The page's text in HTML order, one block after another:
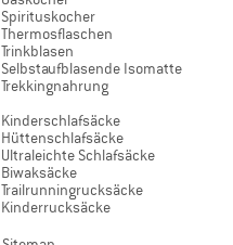
Spirituskocher
Thermosflaschen
Trinkblasen
Selbstaufblasende Isomatte
Trekkingnahrung
Kinderschlafsäcke
Hüttenschlafsäcke
Ultraleichte Schlafsäcke
Biwaksäcke
Trailrunningrucksäcke
Kinderrucksäcke